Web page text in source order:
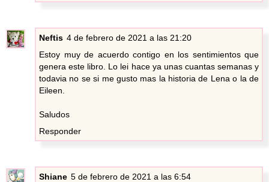
Neftis 4 de febrero de 2021 a las 21:20
Estoy muy de acuerdo contigo en los sentimientos que
genera este libro. Lo lei hace ya unas cuantas semanas y
todavia no se si me gusto mas la historia de Lena o la de
Eileen.
Saludos
Responder
Shiane 5 de febrero de 2021 a las 6:54